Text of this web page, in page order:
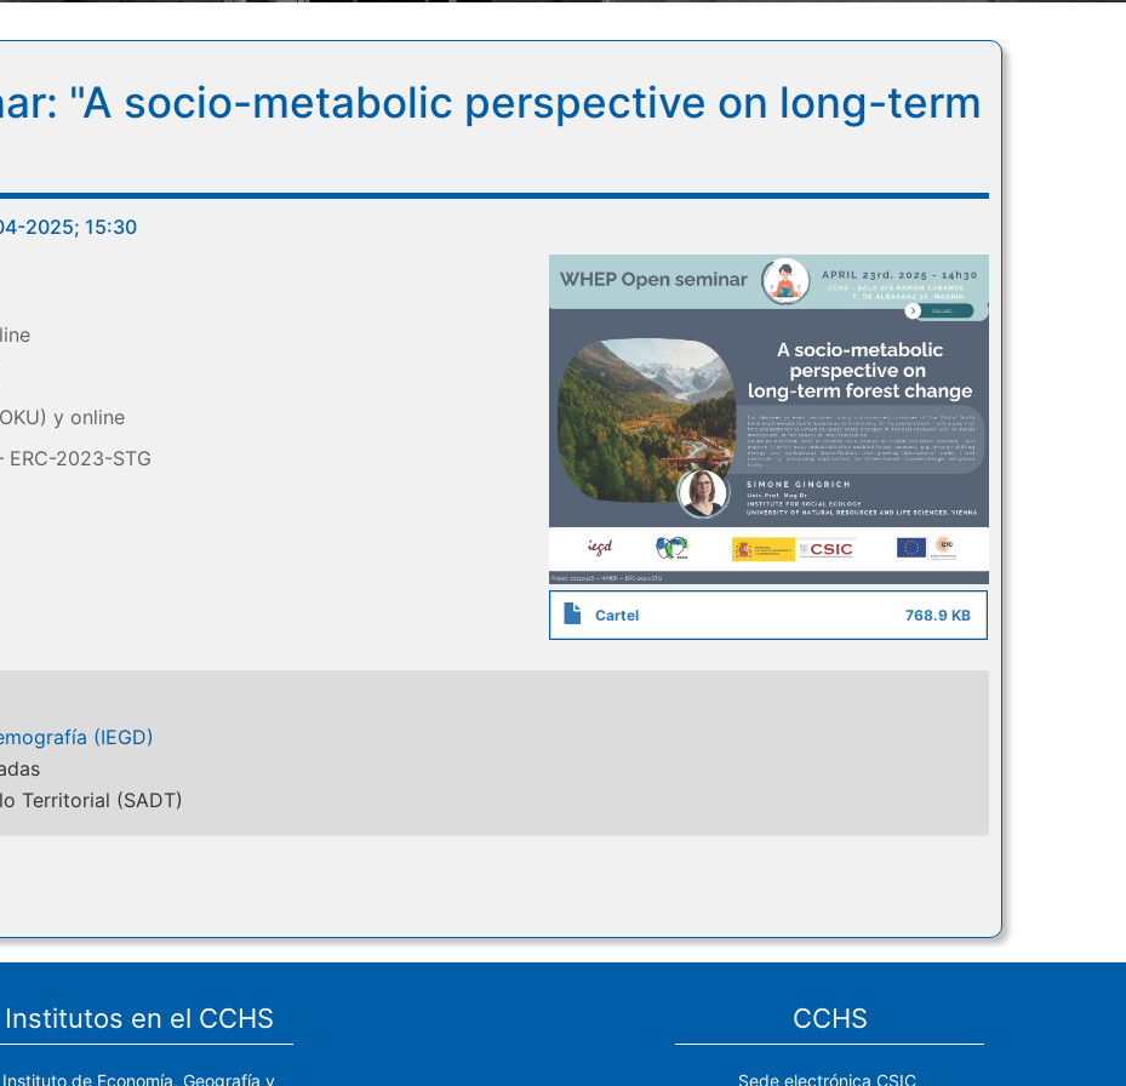
"A socio-metabolic perspective on long-term
2025; 15:30
y online
2023-STG
Cartel 768.9 KB
(IEGD)
Territorial (SADT)
Institutos en el CCHS
Instituto de Economía, Geografía y
CCHS
Sede electrónica CSIC